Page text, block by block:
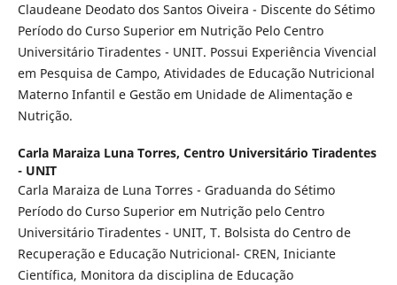
Claudeane Deodato dos Santos Oiveira - Discente do Sétimo
Período do Curso Superior em Nutrição Pelo Centro
Universitário Tiradentes - UNIT. Possui Experiência Vivencial
em Pesquisa de Campo, Atividades de Educação Nutricional
Materno Infantil e Gestão em Unidade de Alimentação e
Nutrição.
Carla Maraiza Luna Torres, Centro Universitário Tiradentes
- UNIT
Carla Maraiza de Luna Torres - Graduanda do Sétimo
Período do Curso Superior em Nutrição pelo Centro
Universitário Tiradentes - UNIT, T. Bolsista do Centro de
Recuperação e Educação Nutricional- CREN, Iniciante
Científica, Monitora da disciplina de Educação